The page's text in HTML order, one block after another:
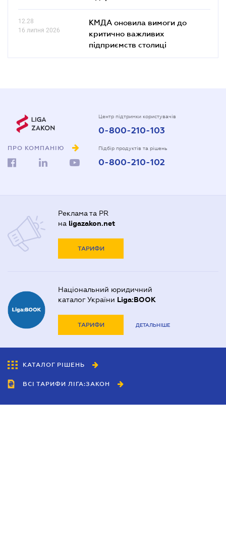
12.28
16 липня 2026
КМДА оновила вимоги до
критично важливих
підприємств столиці
ПРО КОМПАНІЮ
Центр підтримки користувачів
0-800-210-103
Підбір продуктів та рішень
0-800-210-102
Реклама та PR
на ligazakon.net
ТАРИФИ
Національний юридичний
каталог України Liga:BOOK
ТАРИФИ ДЕТАЛЬНІШЕ
КАТАЛОГ РІШЕНЬ
ВСІ ТАРИФИ ЛІГА:ЗАКОН